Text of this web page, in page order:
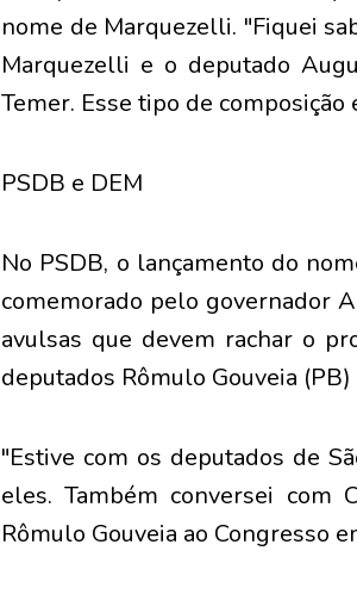
nome de Marquezelli. "Fiquei
Marquezelli e o deputado
Temer. Esse tipo de composição
PSDB e DEM
No PSDB, o lançamento do
comemorado pelo governador
avulsas que devem rachar o
deputados Rômulo Gouveia
"Estive com os deputados de
eles. Também conversei com
Rômulo Gouveia ao Congresso